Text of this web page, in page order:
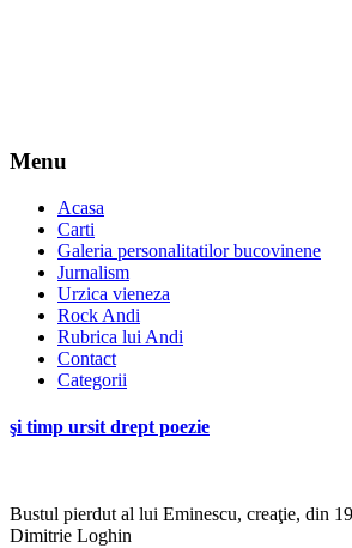
Menu
Acasa
Carti
Galeria personalitatilor bucovinene
Jurnalism
Urzica vieneza
Rock Andi
Rubrica lui Andi
Contact
Categorii
şi timp ursit drept poezie
Bustul pierdut al lui Eminescu, creaţie, din
Dimitrie Loghin